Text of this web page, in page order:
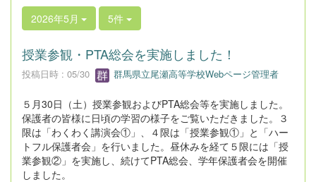
2026年5月 5件
授業参観・PTA総会を実施しました！
投稿日時 : 05/30 群馬県立尾瀬高等学校Webページ管理者
５月30日（土）授業参観およびPTA総会等を実施しました。
保護者の皆様に日頃の学習の様子をご覧いただきました。３
限は「わくわく講演会①」、４限は「授業参観①」と「ハー
トフル保護者会」を行いました。昼休みを経て５限には「授
業参観②」を実施し、続けてPTA総会、学年保護者会を開催
しました。